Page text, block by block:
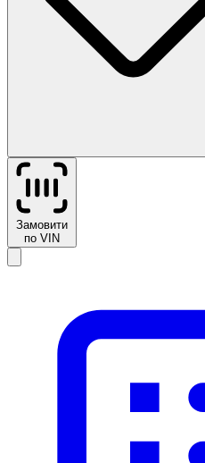
Замовити
по VIN